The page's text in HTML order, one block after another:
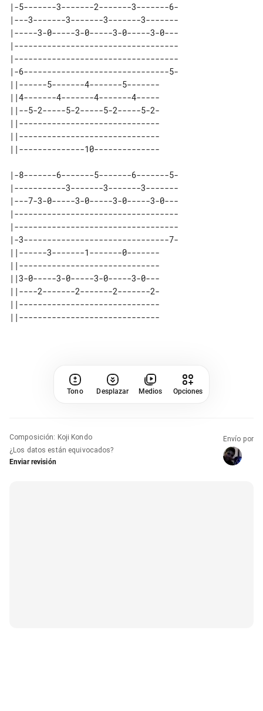
|-5-------3-------2-------3-------6-
|---3-------3-------3-------3-------
|-----3-0-----3-0-----3-0-----3-0---
|-----------------------------------
|-----------------------------------
|-6-------------------------------5-
||------5-------4-------5-------
||4-------4-------4-------4-----
||--5-2-----5-2-----5-2-----5-2-
||------------------------------
||------------------------------
|-8-------6-------5-------6-------5-
|-----------3-------3-------3-------
|---7-3-0-----3-0-----3-0-----3-0---
|-----------------------------------
|-----------------------------------
|-3-------------------------------7-
||------3-------1-------0-------
||------------------------------
||3-0-----3-0-----3-0-----3-0---
||----2-------2-------2-------2-
||------------------------------
Tono Desplazar Medios Opciones
Composición: Koji Kondo
¿Los datos están equivocados?
Enviar revisión
Envío por